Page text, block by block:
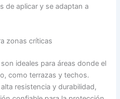
de aplicar y se adaptan a
zonas críticas
ideales para áreas donde el
como terrazas y techos.
resistencia y durabilidad,